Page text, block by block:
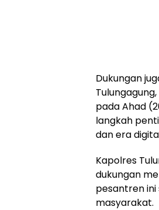
Dukungan
pada Ahad
langkah
dan era
Kapolres
dukungan
pesantren
masyarakat.